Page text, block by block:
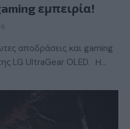
εμπειρία!
αποδράσεις και gaming
LG UltraGear OLED. Η…